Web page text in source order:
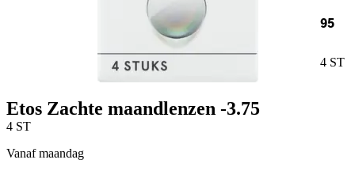
95
4 ST
Etos Zachte maandlenzen -3.75
4 ST
vanaf maandag